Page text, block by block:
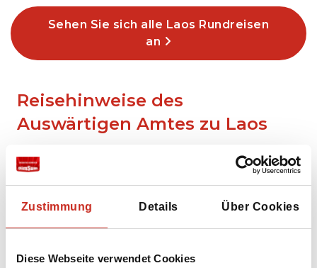
Zustimmung Details Über Cookies
Diese Webseite verwendet Cookies
Sehen Sie sich alle Laos Rundreisen
an
Reisehinweise des
Auswärtigen Amtes zu Laos